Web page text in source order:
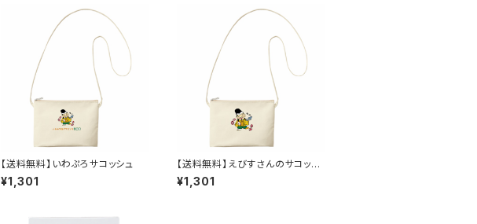
【送料無料】いわぷろサコッシュ
¥1,301
【送料無料】えびすさんのサコッシ
ュ
¥1,301